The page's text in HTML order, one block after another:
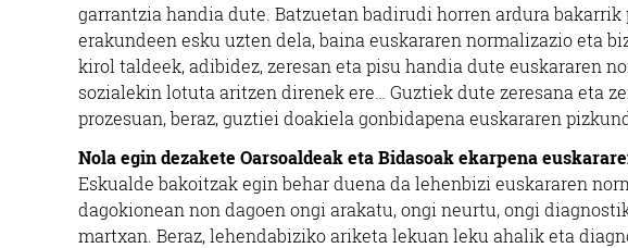
garrantzia handia dute. Batzuetan badirudi horren ardura
erakundeen esku uzten dela, baina euskararen normalizazio eta
kirol taldeek, adibidez, zeresan eta pisu handia dute euskararen
sozialekin lotuta aritzen direnek ere… Guztiek dute zeresana eta
prozesuan, beraz, guztiei doakiela gonbidapena euskararen
Nola egin dezakete Oarsoaldeak eta Bidasoak ekarpena
Eskualde bakoitzak egin behar duena da lehenbizi euskararen
dagokionean non dagoen ongi arakatu, ongi neurtu, ongi
martxan. Beraz, lehendabiziko ariketa lekuan leku ahalik eta